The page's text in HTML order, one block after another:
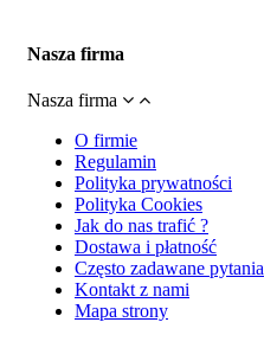
Nasza firma
Nasza firma
O firmie
Regulamin
Polityka prywatności
Polityka Cookies
Jak do nas trafić ?
Dostawa i płatność
Często zadawane pytania
Kontakt z nami
Mapa strony